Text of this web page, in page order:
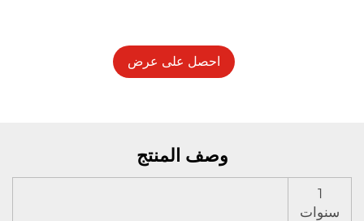
احصل على عرض
وصف المنتج
1
سنوات